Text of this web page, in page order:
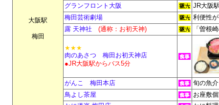
大阪駅
梅田
グランフロント大阪
JR大阪
梅田芸術劇場
利便性
露 天神社 (通称：お初天神) 「曽根
★★★
肉のあさつ 梅田お初天神店
●JR大阪駅からバス5分
がんこ 梅田本店
旬の魚
鳥よし茶屋
お座敷